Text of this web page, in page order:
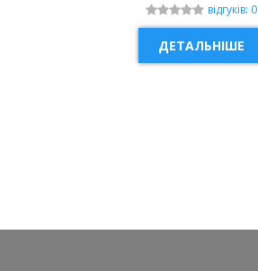
відгуків: 0
ДЕТАЛЬНІШЕ